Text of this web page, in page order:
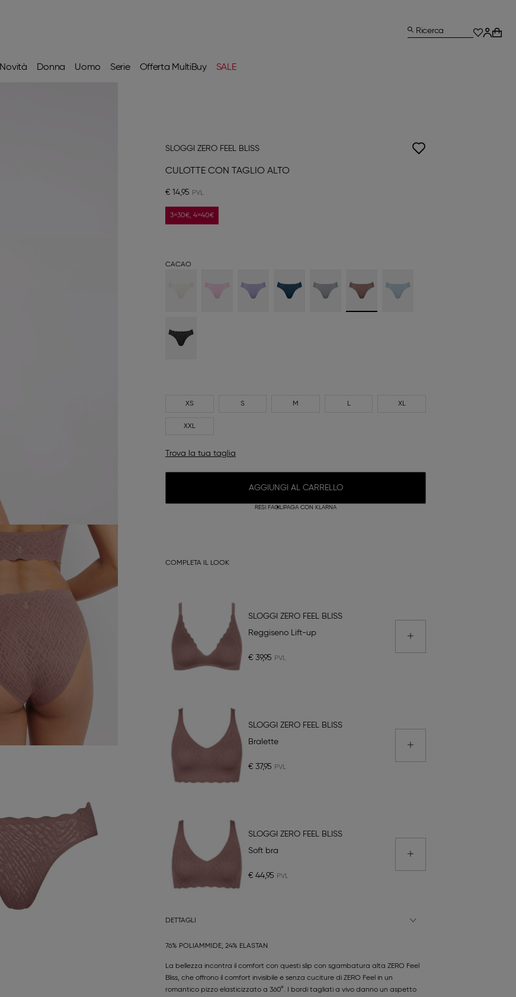
Novità Donna Uomo Serie Offerta MultiBuy SALE
Ricerca
SLOGGI ZERO FEEL BLISS
CULOTTE CON TAGLIO ALTO
€ 14,95
3=30€, 4=40€
CACAO
XS S M L XL
XXL
Trova la tua taglia
AGGIUNGI AL CARRELLO
RESI FACILI PAGA CON KLARNA
COMPLETA IL LOOK
SLOGGI ZERO FEEL BLISS
Reggiseno Lift-up
€ 39,95
SLOGGI ZERO FEEL BLISS
Bralette
€ 37,95
SLOGGI ZERO FEEL BLISS
Soft bra
€ 44,95
DETTAGLI
76% POLIAMMIDE, 24% ELASTAN
La bellezza incontra il comfort con questi slip con sgambatura alta ZERO Feel
Bliss, che offrono il comfort invisibile e senza cuciture di ZERO Feel in un
romantico pizzo elasticizzato a 360°. I bordi tagliati a vivo danno un aspetto